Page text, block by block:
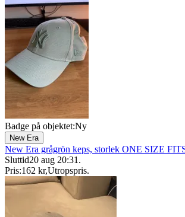
Badge på objektet:Ny
New Era
New Era grågrön keps, storlek ONE SIZE
Sluttid20 aug 20:31 .
Pris:162 kr,Utropspris.